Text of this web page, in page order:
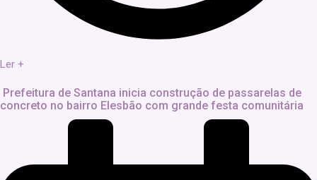
Ler +
Prefeitura de Santana inicia construção de passarelas de
concreto no bairro Elesbão com grande festa comunitária